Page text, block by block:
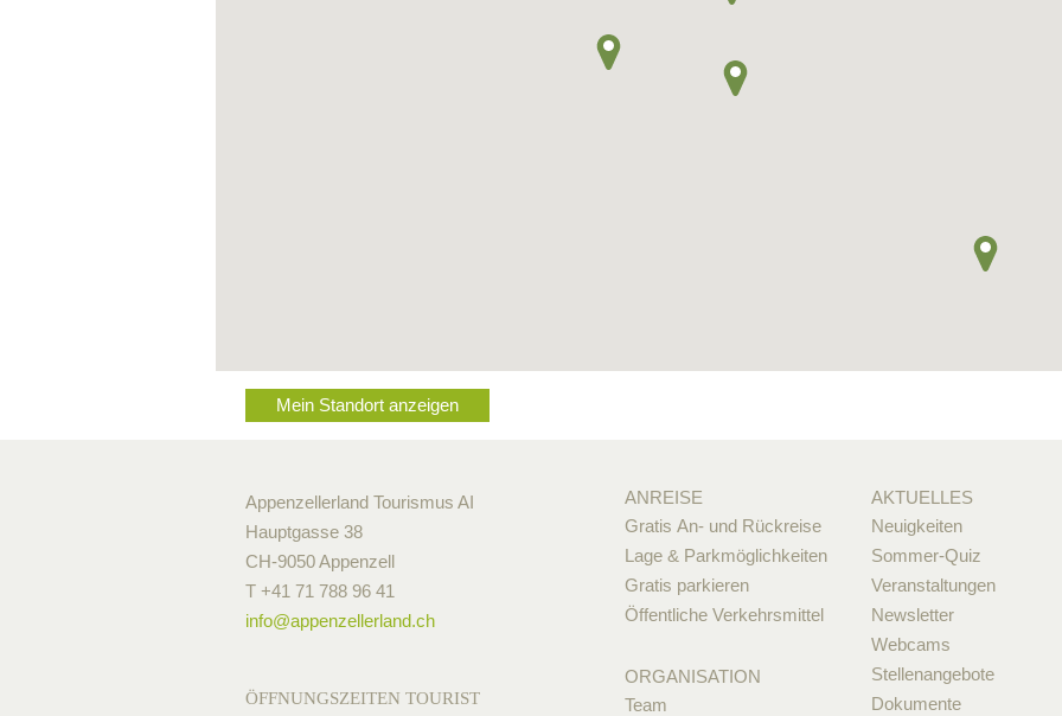
Mein Standort anzeigen
Appenzellerland Tourismus AI
Hauptgasse 38
CH-9050 Appenzell
T +41 71 788 96 41
info@appenzellerland.ch
ÖFFNUNGSZEITEN TOURIST
ANREISE
Gratis An- und Rückreise
Lage & Parkmöglichkeiten
Gratis parkieren
Öffentliche Verkehrsmittel
ORGANISATION
Team
AKTUELLES
Neuigkeiten
Sommer-Quiz
Veranstaltungen
Newsletter
Webcams
Stellenangebote
Dokumente